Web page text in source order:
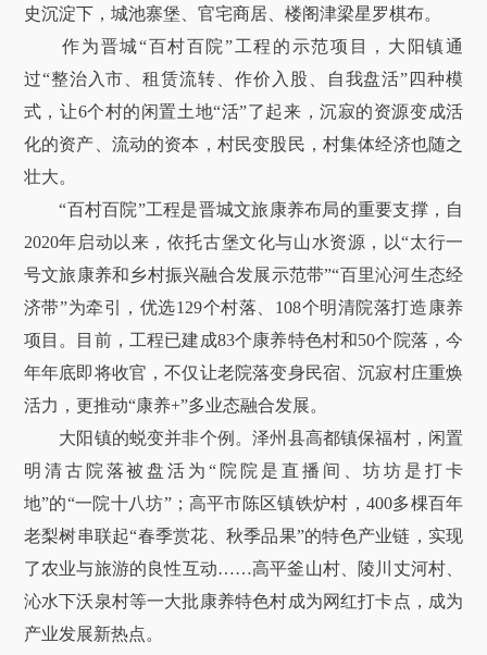
史沉淀下，城池寨堡、官宅商居、楼阁津梁星罗棋布。
作为晋城“百村百院”工程的示范项目，大阳镇通
过“整治入市、租赁流转、作价入股、自我盘活”四种模
式，让6个村的闲置土地“活”了起来，沉寂的资源变成活
化的资产、流动的资本，村民变股民，村集体经济也随之
壮大。
“百村百院”工程是晋城文旅康养布局的重要支撑，自
2020年启动以来，依托古堡文化与山水资源，以“太行一
号文旅康养和乡村振兴融合发展示范带”“百里沁河生态经
济带”为牵引，优选129个村落、108个明清院落打造康养
项目。目前，工程已建成83个康养特色村和50个院落，今
年年底即将收官，不仅让老院落变身民宿、沉寂村庄重焕
活力，更推动“康养+”多业态融合发展。
大阳镇的蜕变并非个例。泽州县高都镇保福村，闲置
明清古院落被盘活为“院院是直播间、坊坊是打卡
地”的“一院十八坊”；高平市陈区镇铁炉村，400多棵百年
老梨树串联起“春季赏花、秋季品果”的特色产业链，实现
了农业与旅游的良性互动……高平釜山村、陵川丈河村、
沁水下沃泉村等一大批康养特色村成为网红打卡点，成为
产业发展新热点。